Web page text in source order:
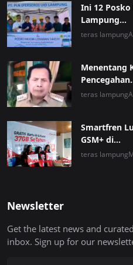
Ini 12
Lampung...
teras lampung
Menentang
teras lampung
Smartfren
GSM+ di...
teras lampung
Newsletter
Get the latest news and
inbox. Sign up for our